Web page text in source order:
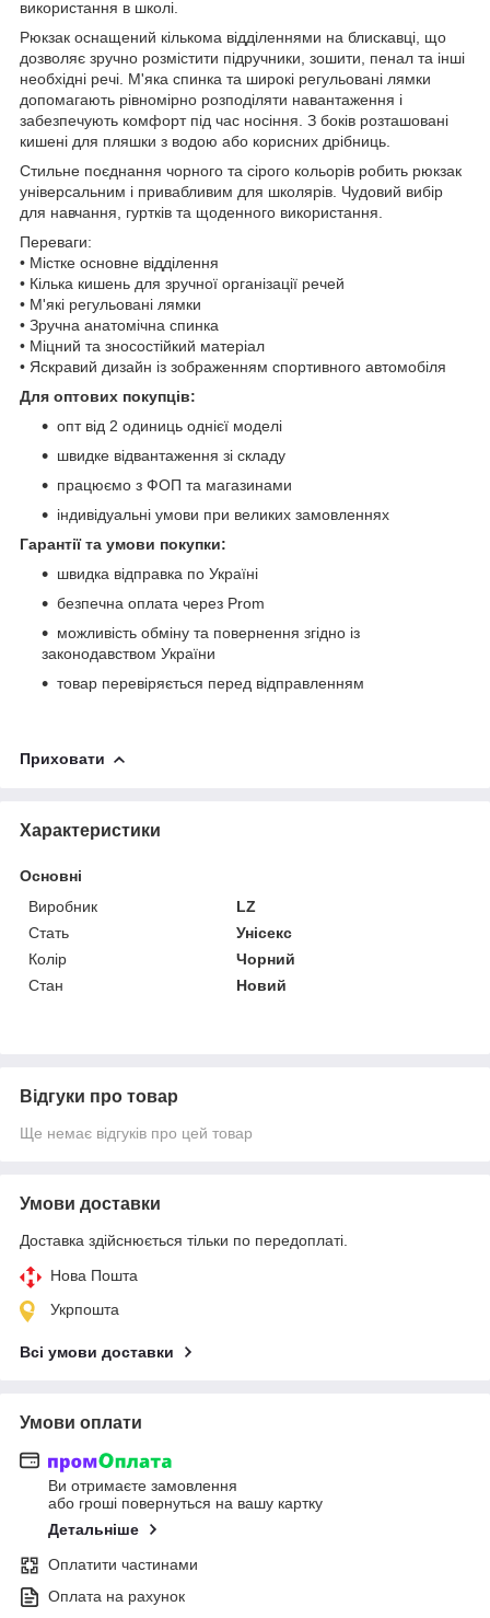
використання в школі.
Рюкзак оснащений кількома відділеннями на блискавці, що
дозволяє зручно розмістити підручники, зошити, пенал та інші
необхідні речі. М'яка спинка та широкі регульовані лямки
допомагають рівномірно розподіляти навантаження і
забезпечують комфорт під час носіння. З боків розташовані
кишені для пляшки з водою або корисних дрібниць.
Стильне поєднання чорного та сірого кольорів робить рюкзак
універсальним і привабливим для школярів. Чудовий вибір
для навчання, гуртків та щоденного використання.
Переваги:
• Містке основне відділення
• Кілька кишень для зручної організації речей
• М'які регульовані лямки
• Зручна анатомічна спинка
• Міцний та зносостійкий матеріал
• Яскравий дизайн із зображенням спортивного автомобіля
Для оптових покупців:
опт від 2 одиниць однієї моделі
швидке відвантаження зі складу
працюємо з ФОП та магазинами
індивідуальні умови при великих замовленнях
Гарантії та умови покупки:
швидка відправка по Україні
безпечна оплата через Prom
можливість обміну та повернення згідно із
законодавством України
товар перевіряється перед відправленням
Приховати
Характеристики
Основні
Виробник
LZ
Стать
Унісекс
Колір
Чорний
Стан
Новий
Відгуки про товар
Ще немає відгуків про цей товар
Умови доставки
Доставка здійснюється тільки по передоплаті.
Нова Пошта
Укрпошта
Всі умови доставки
Умови оплати
Ви отримаєте замовлення
або гроші повернуться на вашу картку
Детальніше
Оплатити частинами
Оплата на рахунок